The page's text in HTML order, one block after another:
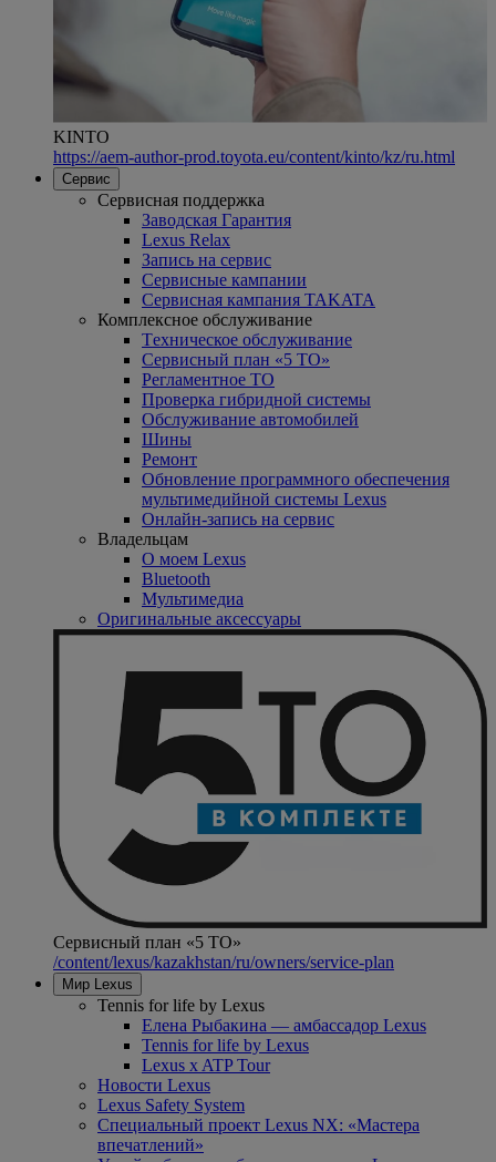
KINTO
https://aem-author-prod.toyota.eu/content/kinto/kz/ru.html
Сервис
Сервисная поддержка
Заводская Гарантия
Lexus Relax
Запись на сервис
Сервисные кампании
Сервисная кампания TAKATA
Комплексное обслуживание
Tехническое обслуживание
Сервисный план «5 ТО»
Регламентное ТО
Проверка гибридной системы
Oбслуживание автомобилей
Шины
Ремонт
Обновление программного обеспечения
мультимедийной системы Lexus
Онлайн-запись на сервис
Владельцам
O моем Lexus
Bluetooth
Mультимедиа
Оригинальные аксессуары
Сервисный план «5 ТО»
/content/lexus/kazakhstan/ru/owners/service-plan
Мир Lexus
Tennis for life by Lexus
Елена Рыбакина — амбассадор Lexus
Tennis for life by Lexus
Lexus x ATP Tour
Новости Lexus
Lexus Safety System
Специальный проект Lexus NX: «Мастера
впечатлений»